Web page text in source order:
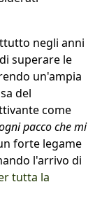
negli anni
superare le
un'ampia
del
come
pacco che mi
forte legame
l'arrivo di
tutta la